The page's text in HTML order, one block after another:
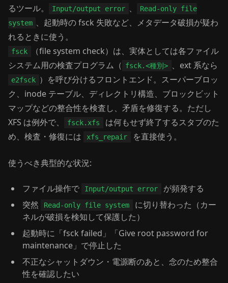
るツール。
Input/output error 、
Read-only file
system 、起動時の fsck 失敗など、メタデータ破損が疑わ
れるときに使う。
fsck
（file system check）は、実体としては各ファイル
システム用の検査プログラム（ fsck.<種別> 、ext 系なら
e2fsck ）を呼び分けるフロントエンド。スーパーブロッ
ク、inode テーブル、ディレクトリ構造、ブロックビット
マップなどの整合性を検査し、矛盾を修復する。ただし
XFS は例外で、
fsck.xfs
は何もせず終了するスタブのた
め、検査・修復には
xfs_repair を直接使う。
使うべき典型的な状況:
ファイル操作で Input/output error
が頻発する
突然
Read-only file system
に切り替わった（カー
ネルが破損を検知して保護した）
起動時に「fsck failed」「Give root password for
maintenance」で停止した
不正なシャットダウン・電源断のあと、念のため整合
性を確認したい